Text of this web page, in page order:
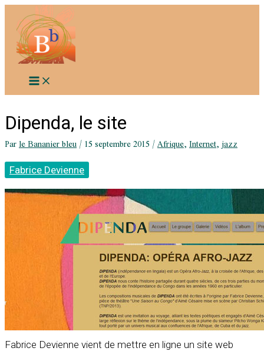
contenu
Dipenda, le site
Parle Bananier bleu/15 septembre 2015/Afrique,Internet,jazz
Fabrice Devienne
Fabrice Devienne vient de mettre en ligne un site web